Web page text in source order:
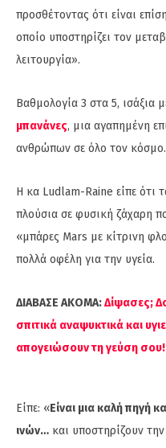
προσθέτοντας ότι είναι
οποίο υποστηρίζει τον
λειτουργία».
Βαθμολογία 3 στα 5, ισάξια
μπανάνες, μια αγαπημένη
ανθρώπων σε όλο τον κόσμο.
Η κα Ludlam-Raine είπε ότι
πλούσια σε φυσική ζάχαρη
«μπάρες Mars με κίτρινη
πολλά οφέλη για την υγεία.
ΔΙΑΒΑΣΕ ΑΚΟΜΑ:Δίψασες;
σπιτικά αναψυκτικά και
απογειώσουν τη γεύση σου!
Είπε: «Είναι μια καλή πηγή
ινών… και υποστηρίζουν